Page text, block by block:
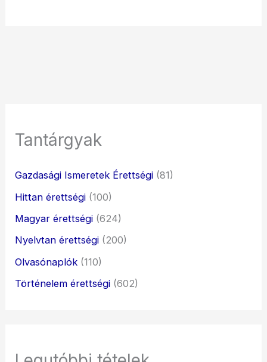
Tantárgyak
Gazdasági Ismeretek Érettségi (81)
Hittan érettségi (100)
Magyar érettségi (624)
Nyelvtan érettségi (200)
Olvasónaplók (110)
Történelem érettségi (602)